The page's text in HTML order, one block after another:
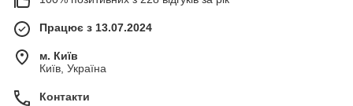
Працює з 13.07.2024
м. Київ
Київ, Україна
Контакти